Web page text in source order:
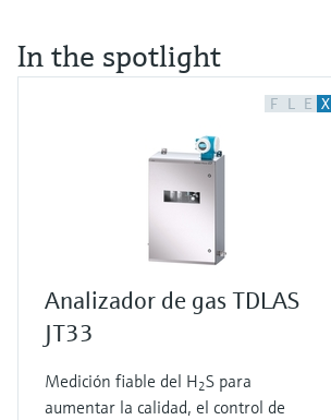
In the spotlight
F L E X
Analizador de gas TDLAS
JT33
Medición fiable del H2S para
aumentar la calidad, el control de